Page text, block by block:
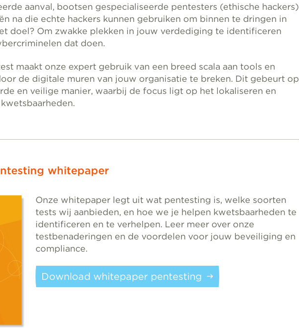
aanval, bootsen gespecialiseerde pentesters (ethische hackers)
na die echte hackers kunnen gebruiken om binnen te dringen in
doel? Om zwakke plekken in jouw verdediging te identificeren
dat doen.
maakt onze expert gebruik van een breed scala aan tools en
de digitale muren van jouw organisatie te breken. Dit gebeurt op
en veilige manier, waarbij de focus ligt op het lokaliseren en
whitepaper
Onze whitepaper legt uit wat pentesting is, welke soorten
tests wij aanbieden, en hoe we je helpen kwetsbaarheden te
identificeren en te verhelpen. Leer meer over onze
testbenaderingen en de voordelen voor jouw beveiliging en
compliance.
Download whitepaper pentesting